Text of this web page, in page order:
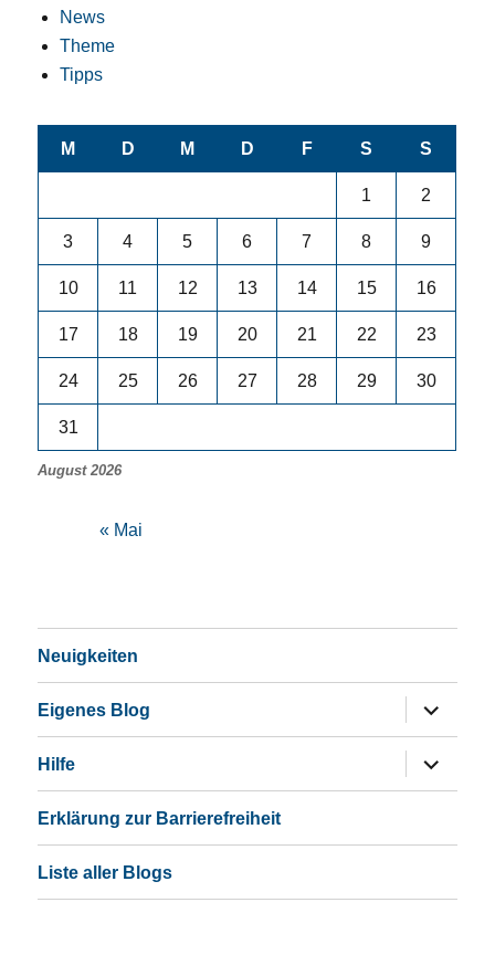
News
Theme
Tipps
August 2026
M D M D F S S
1 2
3 4 5 6 7 8 9
10 11 12 13 14 15 16
17 18 19 20 21 22 23
24 25 26 27 28 29 30
31
« Mai
Neuigkeiten
Eigenes Blog
öffnen
Hilfe
öffnen
Erklärung zur Barrierefreiheit
Liste aller Blogs